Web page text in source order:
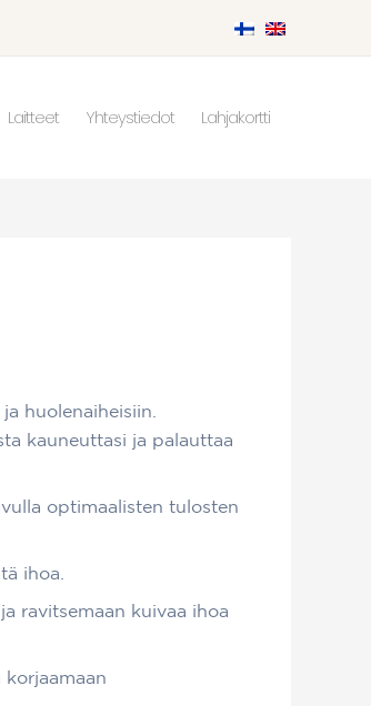
Laitteet Yhteystiedot Lahjakortti
huolenaiheisiin.
kauneuttasi ja palauttaa
optimaalisten tulosten
ihoa.
ravitsemaan kuivaa ihoa